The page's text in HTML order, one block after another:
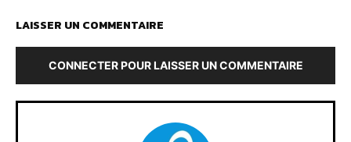
LAISSER UN COMMENTAIRE
CONNECTER POUR LAISSER UN COMMENTAIRE